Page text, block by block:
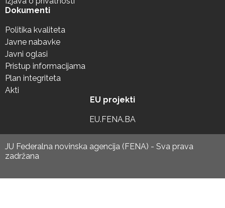
Dokumenti
Politika kvaliteta
Javne nabavke
Javni oglasi
Pristup informacijama
Plan integriteta
Akti
EU projekti
EU.FENA.BA
JU Federalna novinska agencija (FENA) - Sva prava
zadržana